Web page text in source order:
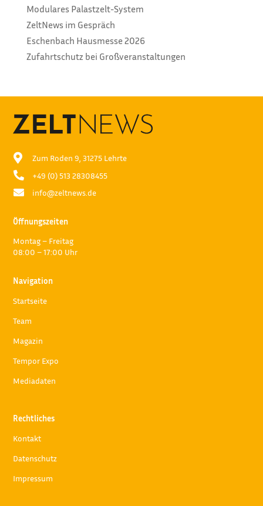
Modulares Palastzelt-System
ZeltNews im Gespräch
Eschenbach Hausmesse 2026
Zufahrtschutz bei Großveranstaltungen
 Zum Roden 9, 31275 Lehrte
 +49 (0) 513 28308455
 info@zeltnews.de
Öffnungszeiten
Montag – Freitag
08:00 – 17:00 Uhr
Navigation
Startseite
Team
Magazin
Tempor Expo
Mediadaten
Rechtliches
Kontakt
Datenschutz
Impressum